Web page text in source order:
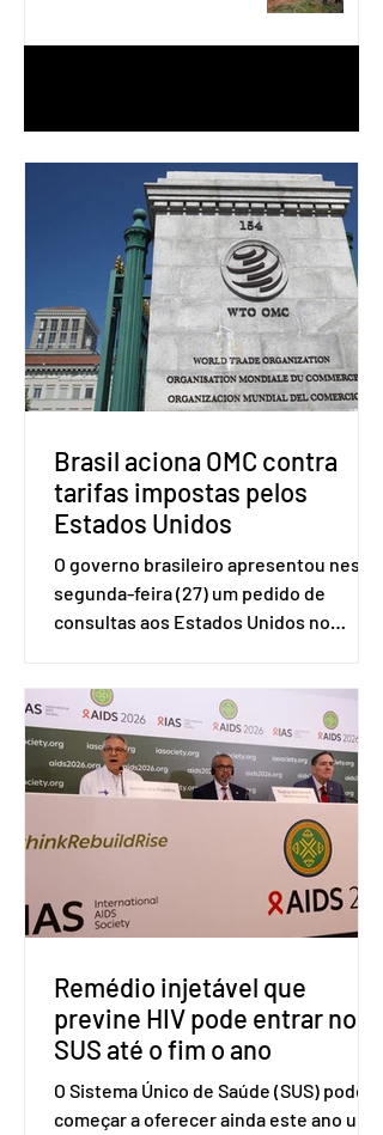
Brasil aciona OMC contra
tarifas impostas pelos
Estados Unidos
O governo brasileiro apresentou nesta
segunda-feira (27) um pedido de
consultas aos Estados Unidos no
(OMC), contestando duas medidas
tarifárias adotadas pelo país norte-
americano com base na Seção 301 da
Lei de Comércio de 1974. Segundo nota
divulgada pelo Ministério das Relações
Exteriores, o Brasil considera que as
incompatíveis com as obrigações
assumidas pelos Estados Unid
Remédio injetável que
previne HIV pode entrar no
SUS até o fim o ano
O Sistema Único de Saúde (SUS) pode
começar a oferecer ainda este ano uma